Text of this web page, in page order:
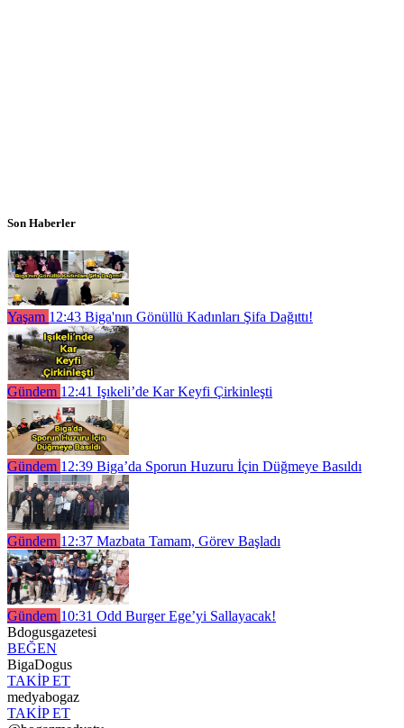
Son Haberler
Yaşam 12:43 Biga'nın Gönüllü Kadınları Şifa Dağıttı!
Gündem 12:41 Işıkeli’de Kar Keyfi Çirkinleşti
Gündem 12:39 Biga’da Sporun Huzuru İçin Düğmeye Basıldı
Gündem 12:37 Mazbata Tamam, Görev Başladı
Gündem 10:31 Odd Burger Ege’yi Sallayacak!
Bdogusgazetesi
BEĞEN
BigaDogus
TAKİP ET
medyabogaz
TAKİP ET